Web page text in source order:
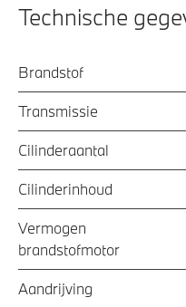
Technische
Brandstof
Transmissie
Cilinderaantal
Cilinderinhoud
Vermogen
brandstofmotor
Aandrijving